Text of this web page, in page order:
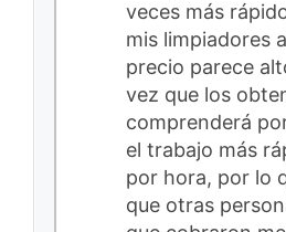
veces más
mis limpiadores
precio parece
vez que los
comprenderá
el trabajo más
por hora, por lo
que otras